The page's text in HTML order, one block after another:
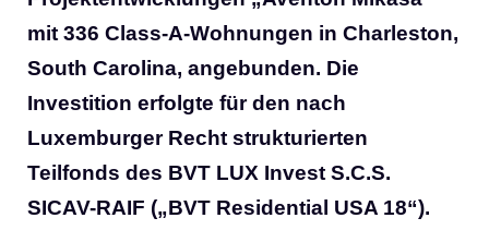
mit 336 Class-A-Wohnungen in Charleston,
South Carolina, angebunden. Die
Investition erfolgte für den nach
Luxemburger Recht strukturierten
Teilfonds des BVT LUX Invest S.C.S.
SICAV-RAIF („BVT Residential USA 18“).